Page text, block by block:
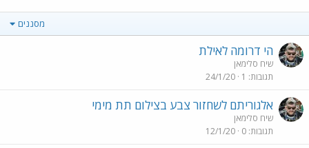
מסננים
הי דרומה לאילת
שיח סלימאן
תגובות 1
24/1/20
אלגוריתם לשחזור צבע בצילום תת מימי
שיח סלימאן
תגובות 0
12/1/20